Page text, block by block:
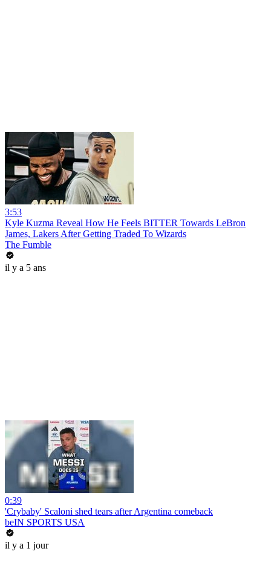
3:53
Kyle Kuzma Reveal How He Feels BITTER Towards LeBron
James, Lakers After Getting Traded To Wizards
The Fumble
il y a 5 ans
0:39
'Crybaby' Scaloni shed tears after Argentina comeback
beIN SPORTS USA
il y a 1 jour